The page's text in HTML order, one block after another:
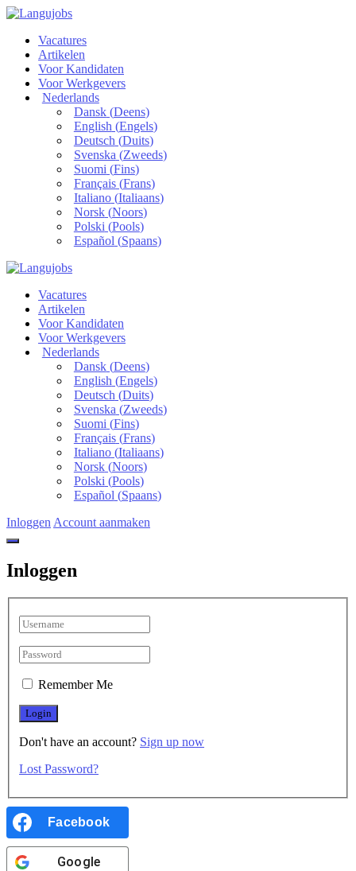
Vacatures
Artikelen
Voor Kandidaten
Voor Werkgevers
Nederlands
Dansk(Deens)
English (Engels)
Deutsch (Duits)
Svenska (Zweeds)
Suomi (Fins)
Français(Frans)
Italiano(Italiaans)
Norsk(Noors)
Polski (Pools)
Español (Spaans)
Vacatures
Artikelen
Voor Kandidaten
Voor Werkgevers
Nederlands
Dansk(Deens)
English (Engels)
Deutsch (Duits)
Svenska (Zweeds)
Suomi (Fins)
Français(Frans)
Italiano(Italiaans)
Norsk(Noors)
Polski (Pools)
Español (Spaans)
Inloggen Account aanmaken
Inloggen
Remember Me
Don't have an account? Sign up now
Lost Password?
Facebook
Google